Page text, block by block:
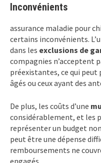
Inconvénients
assurance maladie pour
certains inconvénients.
dans les exclusions de
compagnies n’acceptent
préexistantes, ce qui
âgés ou ceux ayant des
De plus, les coûts d’une
considérablement, et les
représenter un budget
peut être une dépense
remboursements ne
engagés.